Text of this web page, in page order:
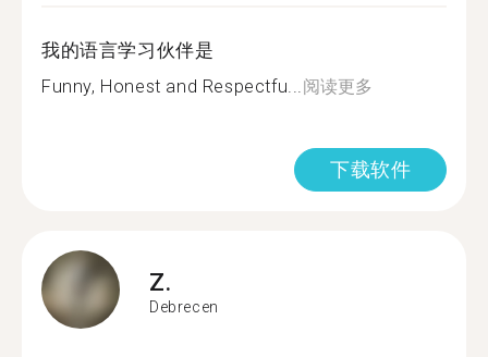
我的语言学习伙伴是
Funny, Honest and Respectfu...阅读更多
下载软件
Z.
Debrecen